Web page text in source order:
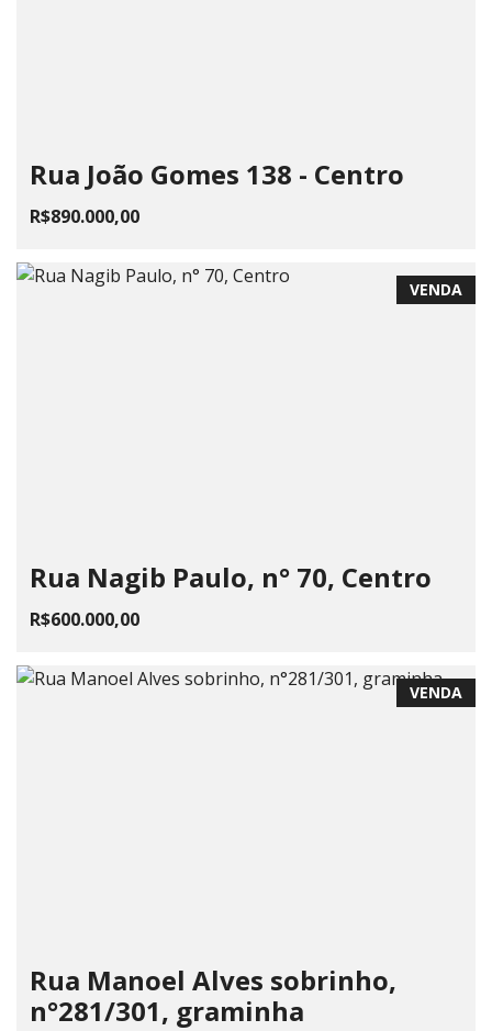
Rua João Gomes 138 - Centro
R$890.000,00
VENDA
Rua Nagib Paulo, n° 70, Centro
R$600.000,00
VENDA
Rua Manoel Alves sobrinho,
n°281/301, graminha